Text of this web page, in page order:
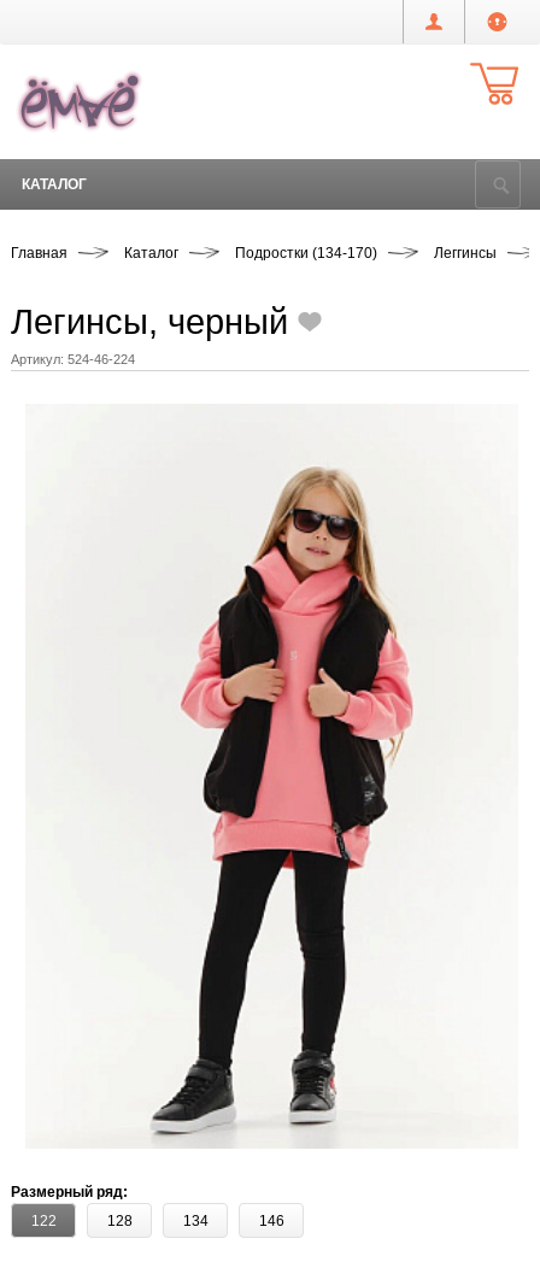
КАТАЛОГ
Главная Каталог Подростки (134-170) Леггинсы
Легинсы, черный
Артикул: 524-46-224
Размерный ряд:
122
128 134 146